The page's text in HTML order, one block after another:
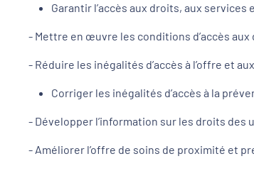
Garantir l’accès aux droits, aux services
- Mettre en œuvre les conditions d’accès
- Réduire les inégalités d’accès à l’offre et
Corriger les inégalités d’accès à la
- Développer l’information sur les droits des
- Améliorer l’offre de soins de proximité et